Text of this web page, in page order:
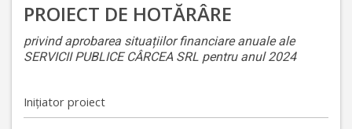
PROIECT DE HOTĂRÂRE
privind aprobarea situațiilor financiare anuale ale
SERVICII PUBLICE CÂRCEA SRL pentru anul 2024
Inițiator proiect